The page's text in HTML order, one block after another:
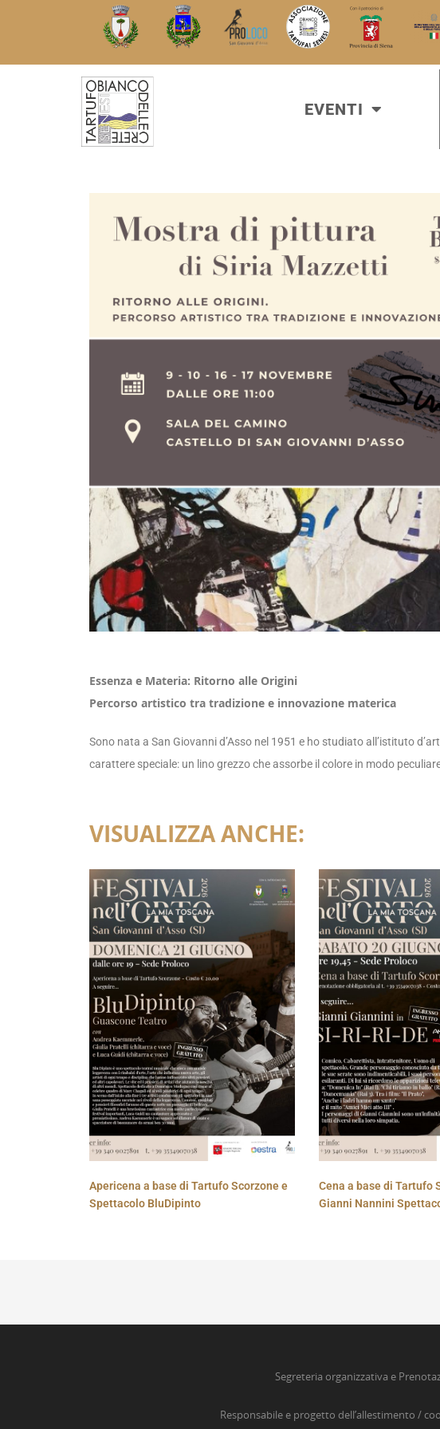
EVENTI
Essenza e Materia: Ritorno alle Origini
Percorso artistico tra tradizione e innovazione materica
Sono nata a San Giovanni d’Asso nel 1951 e ho studiato all’istituto
carattere speciale: un lino grezzo che assorbe il colore in modo
VISUALIZZA ANCHE:
Apericena a base di Tartufo Scorzone e
Spettacolo BluDipinto
Cena a base di Tartufo
Gianni Nannini
Segreteria organizzativa e
Responsabile e progetto dell’allestimento /